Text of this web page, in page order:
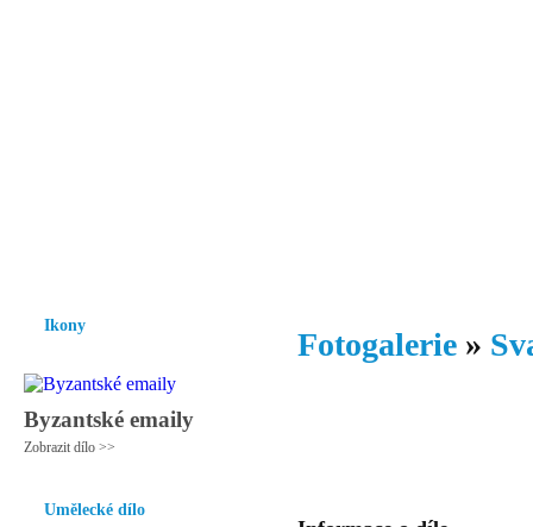
Ikony
Byzantské emaily
Zobrazit dílo >>
Umělecké dílo
Fotogalerie »